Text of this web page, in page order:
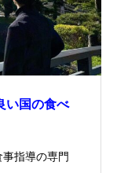
い国の食べ
指導の専門